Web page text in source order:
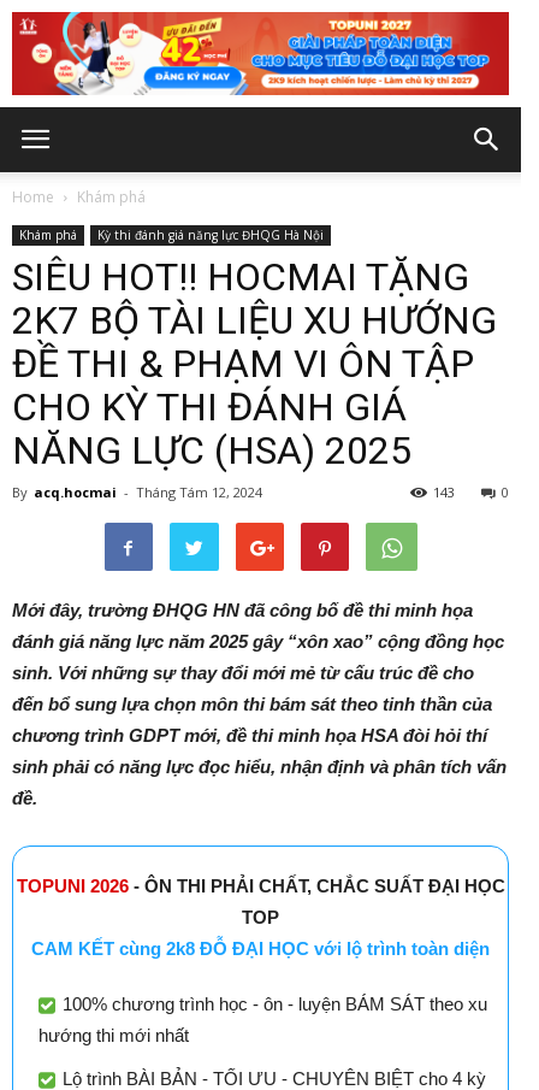
Home Khám phá
Khám phá Kỳ thi đánh giá năng lực ĐHQG Hà Nội
SIÊU HOT!! HOCMAI TẶNG
2K7 BỘ TÀI LIỆU XU HƯỚNG
ĐỀ THI & PHẠM VI ÔN TẬP
CHO KỲ THI ĐÁNH GIÁ
NĂNG LỰC (HSA) 2025
By acq.hocmai - Tháng Tám 12, 2024 0
143
Mới đây, trường ĐHQG HN đã công bố đề thi minh họa
đánh giá năng lực năm 2025 gây “xôn xao” cộng đồng học
sinh. Với những sự thay đổi mới mẻ từ cấu trúc đề cho
đến bổ sung lựa chọn môn thi bám sát theo tinh thần của
chương trình GDPT mới, đề thi minh họa HSA đòi hỏi thí
sinh phải có năng lực đọc hiểu, nhận định và phân tích vấn
đề.
TOPUNI 2026- ÔN THI PHẢI CHẤT, CHẮC SUẤT ĐẠI HỌC
TOP
CAM KẾT cùng 2k8 ĐỖ ĐẠI HỌC với lộ trình toàn diện
100% chương trình học - ôn - luyện BÁM SÁT theo xu
hướng thi mới nhất
Lộ trình BÀI BẢN - TỐI ƯU - CHUYÊN BIỆT cho 4 kỳ